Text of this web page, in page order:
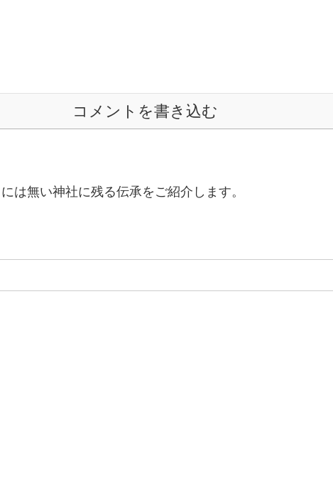
コメントを書き込む
は無い神社に残る伝承をご紹介します。